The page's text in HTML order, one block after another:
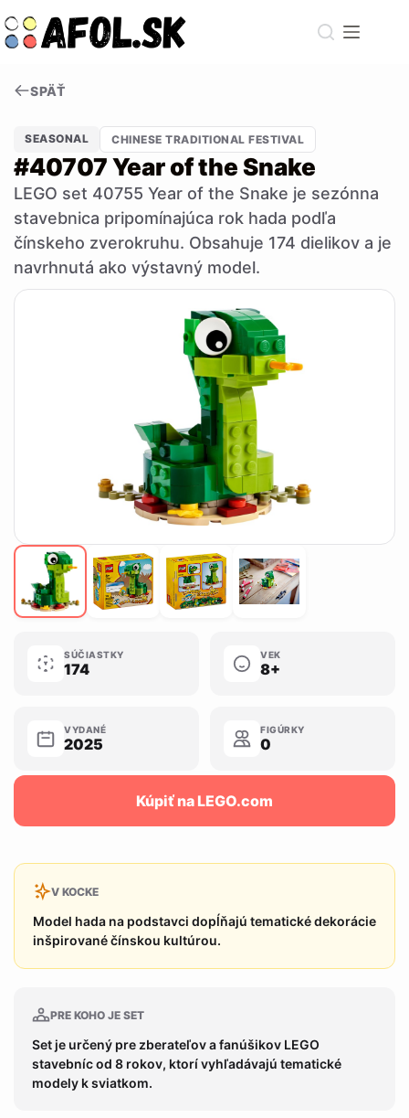
to
content
SPÄŤ
SEASONAL CHINESE TRADITIONAL FESTIVAL
#40707 Year of the Snake
LEGO set 40755 Year of the Snake je sezónna
stavebnica pripomínajúca rok hada podľa
čínskeho zverokruhu. Obsahuje 174 dielikov a je
navrhnutá ako výstavný model.
SÚČIASTKY
174
VEK
8+
VYDANÉ
2025
FIGÚRKY
0
Kúpiť na LEGO.com
V KOCKE
Model hada na podstavci dopĺňajú tematické dekorácie
inšpirované čínskou kultúrou.
PRE KOHO JE SET
Set je určený pre zberateľov a fanúšikov LEGO
stavebníc od 8 rokov, ktorí vyhľadávajú tematické
modely k sviatkom.